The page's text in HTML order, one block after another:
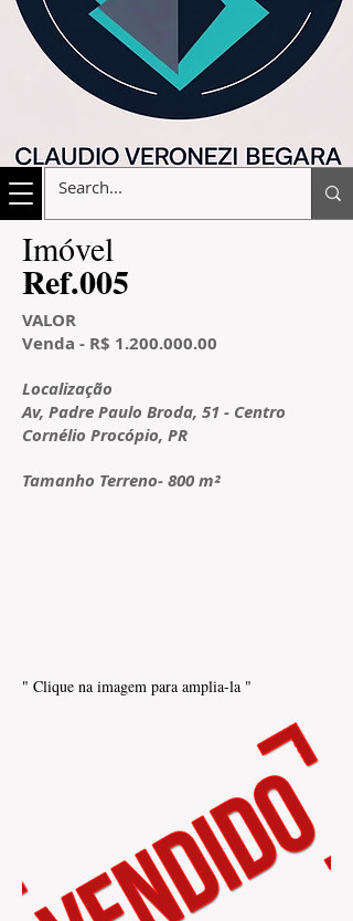
​Imóvel
​Ref.005
VALOR
Venda - R$ 1.200.000.00
Localização
Av, Padre Paulo Broda, 51 - Centro
Cornélio Procópio, PR
Tamanho Terreno- 800 m²
" Clique na imagem para amplia-la "